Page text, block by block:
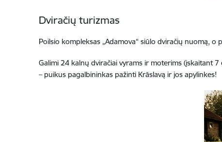
Dviračių turizmas
Poilsio kompleksas „Adamova“ siūlo dviračių nuomą,
Galimi 24 kalnų dviračiai vyrams ir moterims (įskaitant
– puikus pagalbininkas pažinti Krāslavą ir jos apylinkes!